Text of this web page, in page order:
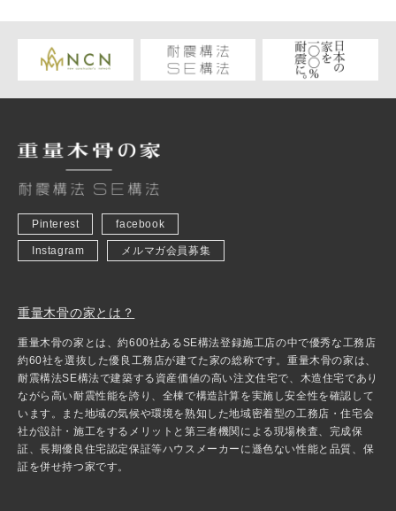
Pinterest facebook
Instagram メルマガ会員募集
重量木骨の家とは？
重量木骨の家とは、約600社あるSE構法登録施工店の中で優秀な工務店
約60社を選抜した優良工務店が建てた家の総称です。重量木骨の家は、
耐震構法SE構法で建築する資産価値の高い注文住宅で、木造住宅であり
ながら高い耐震性能を誇り、全棟で構造計算を実施し安全性を確認して
います。また地域の気候や環境を熟知した地域密着型の工務店・住宅会
社が設計・施工をするメリットと第三者機関による現場検査、完成保
証、長期優良住宅認定保証等ハウスメーカーに遜色ない性能と品質、保
証を併せ持つ家です。